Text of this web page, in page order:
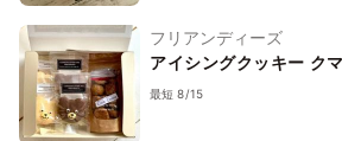
フリアンディーズ
アイシングクッキー ク
最短 8/15